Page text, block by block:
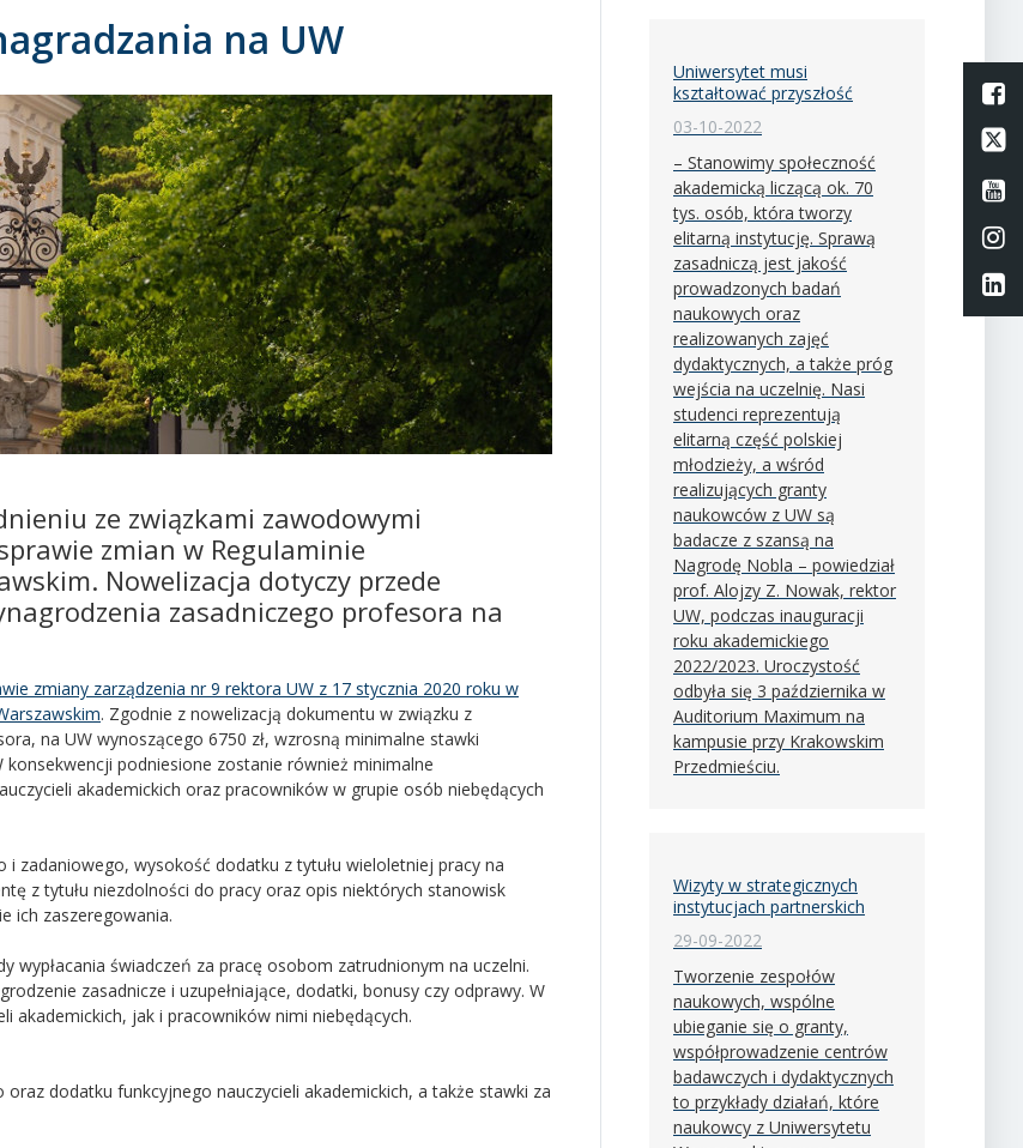
na UW
ze związkami zawodowymi
zmian w Regulaminie
Nowelizacja dotyczy przede
zasadniczego profesora na
zmiany zarządzenia nr 9 rektora UW z 17 stycznia 2020 roku w
. Zgodnie z nowelizacją dokumentu w związku z
na UW wynoszącego 6750 zł, wzrosną minimalne stawki
konsekwencji podniesione zostanie również minimalne
akademickich oraz pracowników w grupie osób niebędących
zadaniowego, wysokość dodatku z tytułu wieloletniej pracy na
z tytułu niezdolności do pracy oraz opis niektórych stanowisk
ich zaszeregowania.
wypłacania świadczeń za pracę osobom zatrudnionym na uczelni.
zasadnicze i uzupełniające, dodatki, bonusy czy odprawy. W
akademickich, jak i pracowników nimi niebędących.
dodatku funkcyjnego nauczycieli akademickich, a także stawki za
Uniwersytet musi
kształtować przyszłość
03-10-2022
– Stanowimy społeczność
akademicką liczącą ok. 70
tys. osób, która tworzy
elitarną instytucję. Sprawą
zasadniczą jest jakość
prowadzonych badań
naukowych oraz
realizowanych zajęć
dydaktycznych, a także próg
wejścia na uczelnię. Nasi
studenci reprezentują
elitarną część polskiej
młodzieży, a wśród
realizujących granty
naukowców z UW są
badacze z szansą na
Nagrodę Nobla – powiedział
prof. Alojzy Z. Nowak, rektor
UW, podczas inauguracji
roku akademickiego
2022/2023. Uroczystość
odbyła się 3 października w
Auditorium Maximum na
kampusie przy Krakowskim
Przedmieściu.
Wizyty w strategicznych
instytucjach partnerskich
29-09-2022
Tworzenie zespołów
naukowych, wspólne
ubieganie się o granty,
współprowadzenie centrów
badawczych i dydaktycznych
to przykłady działań, które
naukowcy z Uniwersytetu